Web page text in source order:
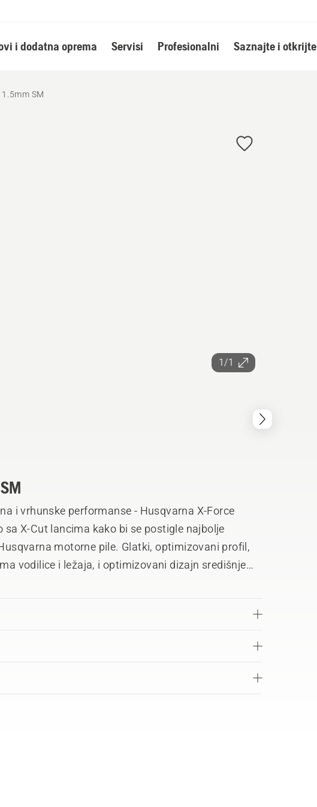
i dodatna oprema Servisi Profesionalni Saznajte i otkrijte
SM
1/1
i vrhunske performanse - Husqvarna X-Force
sa X-Cut lancima kako bi se postigle najbolje
motorne pile. Glatki, optimizovani profil,
vodilice i ležaja, i optimizovani dizajn središnje